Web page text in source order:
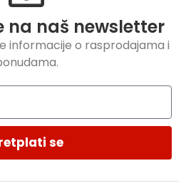
na naš newsletter
informacije o rasprodajama i
se